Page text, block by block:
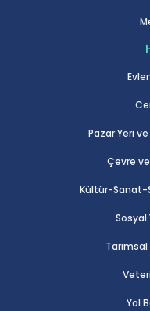
Pazar Yeri
Çevre
Kültür-Sanat-
Sosyal
Yol